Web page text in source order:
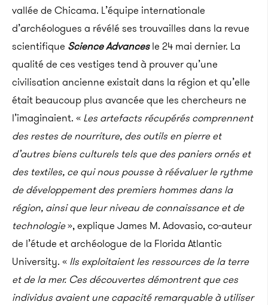
vallée de Chicama. L’équipe internationale
d’archéologues a révélé ses trouvailles dans la revue
scientifique Science Advances le 24 mai dernier. La
qualité de ces vestiges tend à prouver qu’une
civilisation ancienne existait dans la région et qu’elle
était beaucoup plus avancée que les chercheurs ne
l’imaginaient. « Les artefacts récupérés comprennent
des restes de nourriture, des outils en pierre et
d’autres biens culturels tels que des paniers ornés et
des textiles, ce qui nous pousse à réévaluer le rythme
de développement des premiers hommes dans la
région, ainsi que leur niveau de connaissance et de
technologie», explique James M. Adovasio, co-auteur
de l’étude et archéologue de la Florida Atlantic
University. « Ils exploitaient les ressources de la terre
et de la mer. Ces découvertes démontrent que ces
individus avaient une capacité remarquable à utiliser